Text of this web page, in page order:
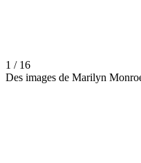
1 / 16
Des images de Marilyn